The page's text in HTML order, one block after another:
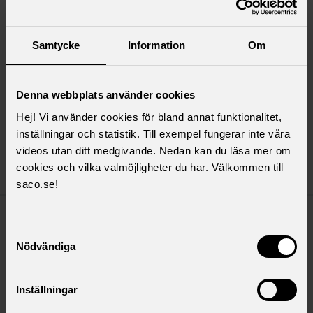
Samtycke Information Om
Denna webbplats använder cookies
Hej! Vi använder cookies för bland annat funktionalitet,
inställningar och statistik. Till exempel fungerar inte våra
videos utan ditt medgivande. Nedan kan du läsa mer om
cookies och vilka valmöjligheter du har. Välkommen till
saco.se!
Nödvändiga
Inställningar
måndag 13 april 2026
Nytt avtal för utlandsstationerade
medlemmar
automatik inte utanför Sveriges gränser, vilket gör att
ett särskilt avtal behövs för arbetstagare med
internationell arbetsskyldighet som är
utlandsstationerade.
Läs merNytt avtal för
Möte med civilministern
parter på det statliga avtalsområdet civilministern för
ett ömsesidigt informationsutbyte. Den 23 mars